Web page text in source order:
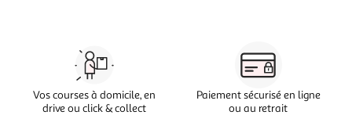
Vos courses à domicile, en
drive ou click & collect
Paiement sécurisé en ligne
ou au retrait